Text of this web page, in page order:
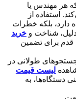
هر مهندس یا
استفاده از
دارد، بلکه خطرات
شناخت و خرید
قدم برای تضمین
طولانی در
لیست قیمت
دستگاه‌ها، به